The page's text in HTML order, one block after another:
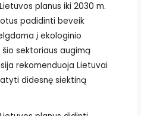
planus iki 2030 m.
padidinti beveik
į ekologinio
sektoriaus augimą
rekomenduoja Lietuvai
didesnę siektiną